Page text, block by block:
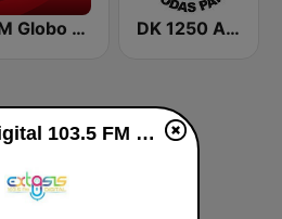
FM Globo 98.7 GDL DK 1250 AM
Extasis Digital 103.5 FM en vivo